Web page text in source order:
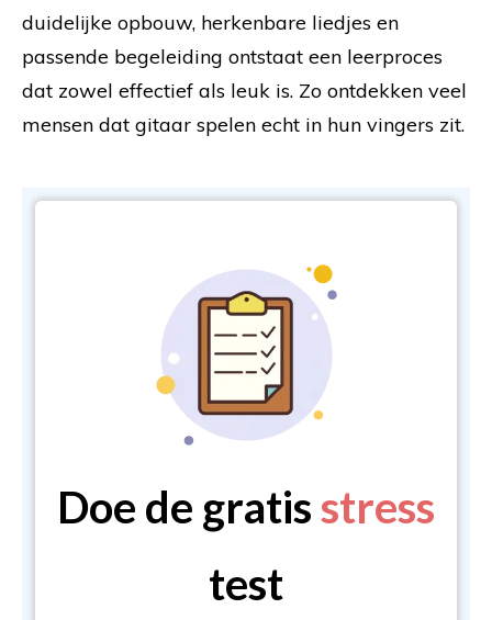
duidelijke opbouw, herkenbare liedjes en
passende begeleiding ontstaat een leerproces
dat zowel effectief als leuk is. Zo ontdekken veel
mensen dat gitaar spelen echt in hun vingers zit.
Doe de gratisstress
test